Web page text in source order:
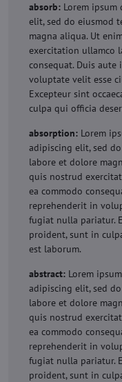
absorb: Lorem
elit, sed do eiusmod
magna aliqua. Ut
exercitation ullamco
consequat. Duis
voluptate velit esse
Excepteur sint
culpa qui officia
absorption: Lorem
adipiscing elit, sed
labore et dolore
quis nostrud
ea commodo
reprehenderit in
fugiat nulla pariatur.
proident, sunt in
est laborum.
abstract: Lorem
adipiscing elit, sed
labore et dolore
quis nostrud
ea commodo
reprehenderit in
fugiat nulla pariatur.
proident, sunt in